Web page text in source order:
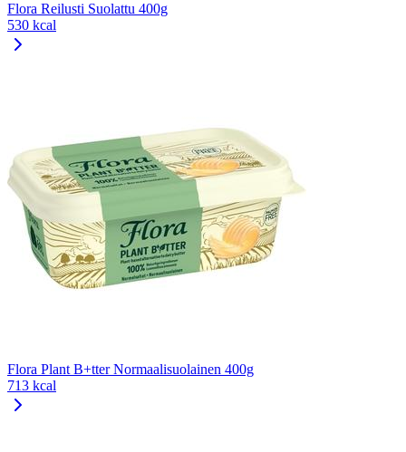
Flora Reilusti Suolattu 400g
530 kcal
Flora Plant B+tter Normaalisuolainen 400g
713 kcal